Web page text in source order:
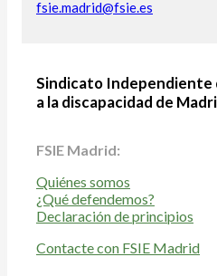
fsie.madrid@fsie.es
Sindicato Independiente
a la discapacidad de
FSIE Madrid:
Quiénes somos
¿Qué defendemos?
Declaración de principios
Contacte con FSIE Madrid